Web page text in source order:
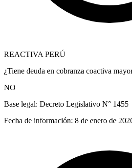
REACTIVA PERÚ
¿Tiene deuda en cobranza coactiva
NO
Base legal: Decreto Legislativo N° 1455
Fecha de información: 8 de enero de